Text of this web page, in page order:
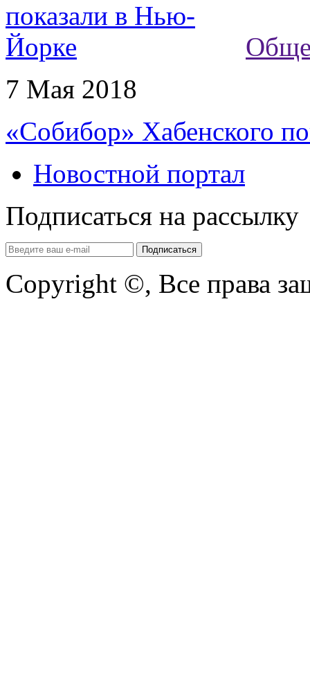
7 Мая 2018
«Собибор» Хабенского
Новостной портал
Подписаться на рассылку
Copyright ©, Все права